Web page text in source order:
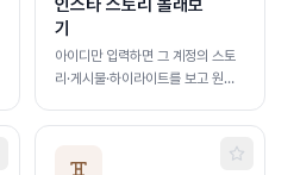
인스타 스토리 몰래보
기
아이디만 입력하면 그 계정의 스토
리·게시물·하이라이트를 보고 원본